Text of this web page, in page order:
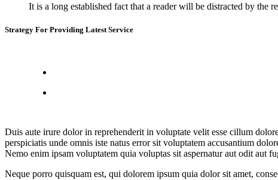
It is a long established fact that a reader will be distracted by
Strategy For Providing Latest Service
Duis aute irure dolor in reprehenderit in voluptate velit esse cillum
perspiciatis unde omnis iste natus error sit voluptatem accusantium
Nemo enim ipsam voluptatem quia voluptas sit aspernatur aut odit aut
Neque porro quisquam est, qui dolorem ipsum quia dolor sit amet,